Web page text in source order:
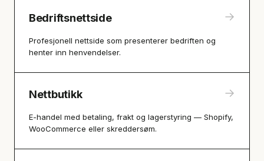
Bedriftsnettside →
Profesjonell nettside som presenterer bedriften og
henter inn henvendelser.
Nettbutikk →
E-handel med betaling, frakt og lagerstyring — Shopify,
WooCommerce eller skreddersøm.